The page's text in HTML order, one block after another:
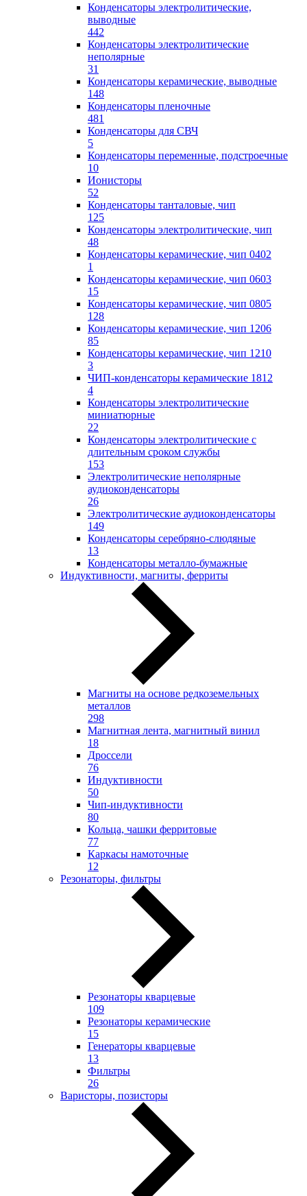
Конденсаторы электролитические,
выводные
442
Конденсаторы электролитические
неполярные
31
Конденсаторы керамические, выводные
148
Конденсаторы пленочные
481
Конденсаторы для СВЧ
5
Конденсаторы переменные, подстроечные
10
Ионисторы
52
Конденсаторы танталовые, чип
125
Конденсаторы электролитические, чип
48
Конденсаторы керамические, чип 0402
1
Конденсаторы керамические, чип 0603
15
Конденсаторы керамические, чип 0805
128
Конденсаторы керамические, чип 1206
85
Конденсаторы керамические, чип 1210
3
ЧИП-конденсаторы керамические 1812
4
Конденсаторы электролитические
миниатюрные
22
Конденсаторы электролитические с
длительным сроком службы
153
Электролитические неполярные
аудиоконденсаторы
26
Электролитические аудиоконденсаторы
149
Конденсаторы серебряно-слюдяные
13
Конденсаторы металло-бумажные
Индуктивности, магниты, ферриты
Магниты на основе редкоземельных
металлов
298
Магнитная лента, магнитный винил
18
Дроссели
76
Индуктивности
50
Чип-индуктивности
80
Кольца, чашки ферритовые
77
Каркасы намоточные
12
Резонаторы, фильтры
Резонаторы кварцевые
109
Резонаторы керамические
15
Генераторы кварцевые
13
Фильтры
26
Варисторы, позисторы